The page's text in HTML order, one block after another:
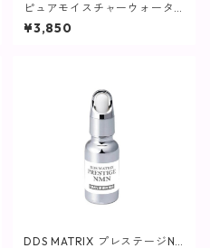
ピュアモイスチャーウォータ
ーヴェール / 60mL【化粧水/
しっとりタイプ】
¥3,850
DDS MATRIX プレステージN